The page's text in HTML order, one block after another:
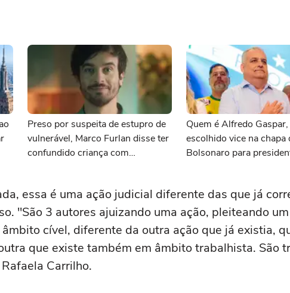
Preso por suspeita de estupro de
vulnerável, Marco Furlan disse ter
confundido criança com
Quem é Alfredo Gaspar,
escolhido vice na chapa
Bolsonaro para
essa é uma ação judicial diferente das que já
"São 3 autores ajuizando uma ação, pleiteando
cível, diferente da outra ação que já existia,
que existe também em âmbito trabalhista. São
Carrilho.